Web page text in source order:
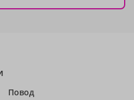
Повод